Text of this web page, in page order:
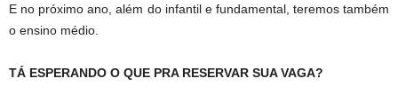
E no próximo ano, além do infantil e fundamental, teremos também
o ensino médio.
TÁ ESPERANDO O QUE PRA RESERVAR SUA VAGA?